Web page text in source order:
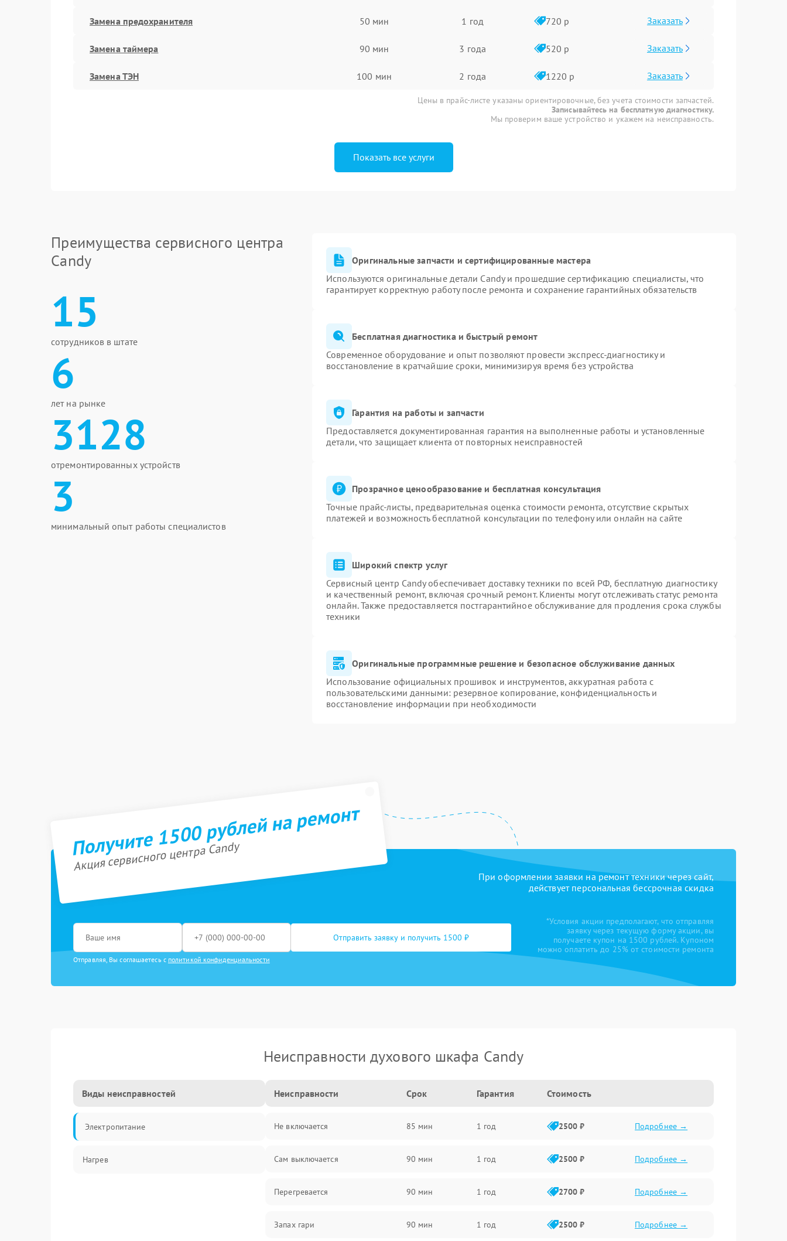
Замена предохранителя 50 мин 1 год 720 р Заказать
Замена таймера 90 мин 3 года 520 р Заказать
Замена ТЭН 100 мин 2 года 1220 р Заказать
Цены в прайс-листе указаны ориентировочные, без учета стоимости запчастей.
Записывайтесь на бесплатную диагностику.
Мы проверим ваше устройство и укажем на неисправность.
Показать все услуги
Преимущества сервисного центра
Candy
15
сотрудников в штате
6
лет на рынке
3128
отремонтированных устройств
3
минимальный опыт работы специалистов
Оригинальные запчасти и сертифицированные мастера
Используются оригинальные детали Candy и прошедшие сертификацию специалисты, что
гарантирует корректную работу после ремонта и сохранение гарантийных обязательств
Бесплатная диагностика и быстрый ремонт
Современное оборудование и опыт позволяют провести экспресс-диагностику и
восстановление в кратчайшие сроки, минимизируя время без устройства
Гарантия на работы и запчасти
Предоставляется документированная гарантия на выполненные работы и установленные
детали, что защищает клиента от повторных неисправностей
Прозрачное ценообразование и бесплатная консультация
Точные прайс-листы, предварительная оценка стоимости ремонта, отсутствие скрытых
платежей и возможность бесплатной консультации по телефону или онлайн на сайте
Широкий спектр услуг
Сервисный центр Candy обеспечивает доставку техники по всей РФ, бесплатную диагностику
и качественный ремонт, включая срочный ремонт. Клиенты могут отслеживать статус ремонта
онлайн. Также предоставляется постгарантийное обслуживание для продления срока службы
техники
Оригинальные программные решение и безопасное обслуживание данных
Использование официальных прошивок и инструментов, аккуратная работа с
пользовательскими данными: резервное копирование, конфиденциальность и
восстановление информации при необходимости
Получите 1500 рублей на ремонт
Акция сервисного центра Candy
При оформлении заявки на ремонт техники через сайт,
действует персональная бессрочная скидка
Отправить заявку и получить 1500 ₽
Отправляя, Вы соглашаетесь с политикой конфиденциальности
*Условия акции предполагают, что отправляя
заявку через текущую форму акции, вы
получаете купон на 1500 рублей. Купоном
можно оплатить до 25% от стоимости ремонта
Неисправности духового шкафа Candy
Виды неисправностей
Электропитание
Нагрев
Неисправности Срок Гарантия Стоимость
Не включается 85 мин 1 год 2500 ₽ Подробнее →
Сам выключается 90 мин 1 год 2500 ₽ Подробнее →
Перегревается 90 мин 1 год 2700 ₽ Подробнее →
Запах гари 90 мин 1 год 2500 ₽ Подробнее →